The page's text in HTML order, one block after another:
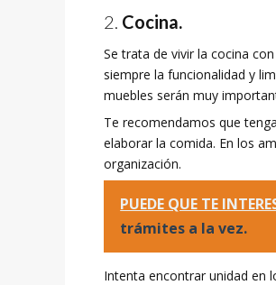
Cocina.
Se trata de vivir la cocina
siempre la funcionalidad y
muebles serán muy
Te recomendamos que
elaborar la comida. En los
organización.
PUEDE QUE TE
trámites a la vez.
Intenta encontrar unidad en